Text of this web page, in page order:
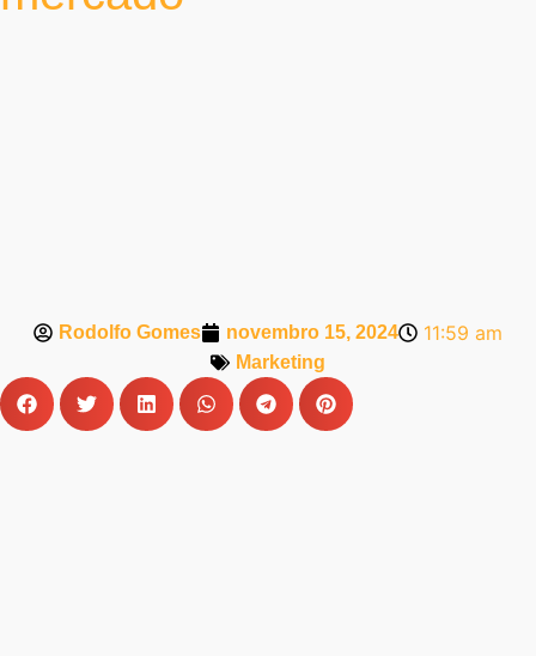
Rodolfo Gomes novembro 15, 2024 11:59 am
Marketing